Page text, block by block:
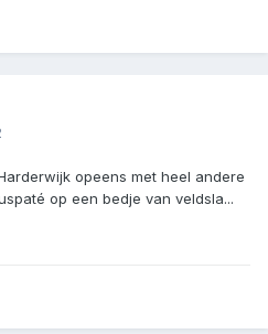
opeens met heel andere
op een bedje van veldsla...